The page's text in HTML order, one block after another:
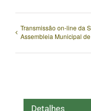
Transmissão on-line da
Assembleia Municipal
Detalhes